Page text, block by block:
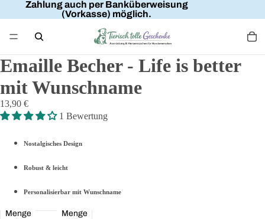
Zahlung auch per Banküberweisung
(Vorkasse) möglich.
Emaille Becher - Life is better
mit Wunschname
13,90 €
1 Bewertung
Nostalgisches Design
Robust & leicht
Personalisierbar mit Wunschname
Menge
Menge